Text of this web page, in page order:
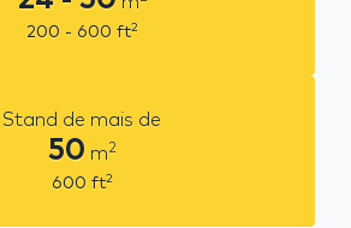
200 - 600 ft2
Stand de mais de
50 m2
600 ft2